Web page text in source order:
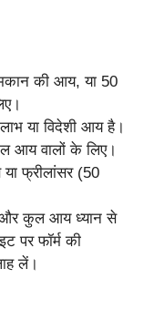
की आय, या 50
या विदेशी आय है।
आय वालों के लिए।
फ्रीलांसर (50
कुल आय ध्यान से
पर फॉर्म की
लें।